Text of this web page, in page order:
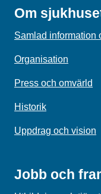
Om
Samlad information
Organisation
Press och omvärld
Historik
Uppdrag och vision
Jobb och